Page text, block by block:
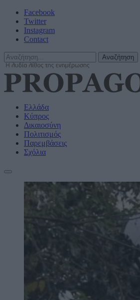
Facebook
Twitter
Instagram
Contact
Ελλάδα
Κύπρος
Δικαιοσύνη
Πολιτισμός
Παρεμβάσεις
Σχόλια